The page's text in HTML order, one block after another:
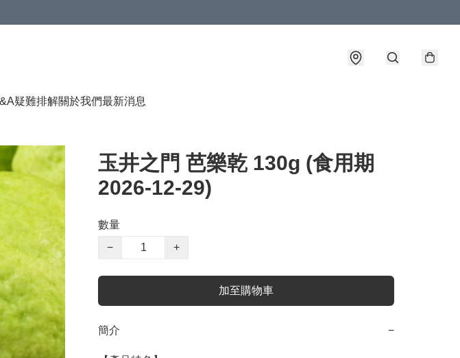
疑難排解關於我們最新消息
玉井之門 芭樂乾 130g (食用期
2026-12-29)
數量
−
+
加至購物車
簡介 −